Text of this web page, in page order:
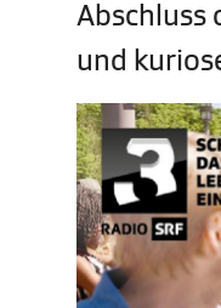
Abschluss
und